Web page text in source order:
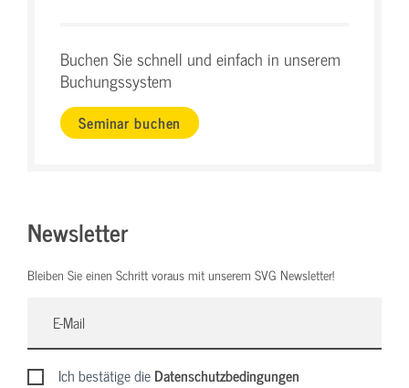
Buchen Sie schnell und einfach in unserem
Buchungssystem
Seminar buchen
Newsletter
Bleiben Sie einen Schritt voraus mit unserem SVG Newsletter!
Ich bestätige dieDatenschutzbedingungen